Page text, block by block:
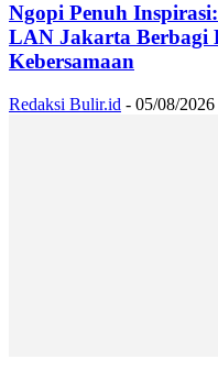
Ngopi Penuh
LAN Jakarta Berbagi
Kebersamaan
Redaksi Bulir.id - 05/08/2026